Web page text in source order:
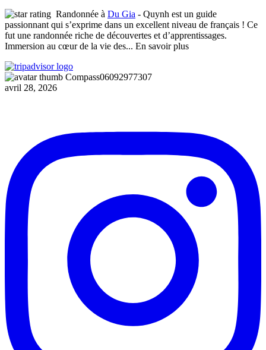
Randonnée à Du Gia - Quynh est un guide
passionnant qui s’exprime dans un excellent niveau de français ! Ce
fut une randonnée riche de découvertes et d’apprentissages.
Immersion au cœur de la vie des... En savoir plus
Compass06092977307
avril 28, 2026